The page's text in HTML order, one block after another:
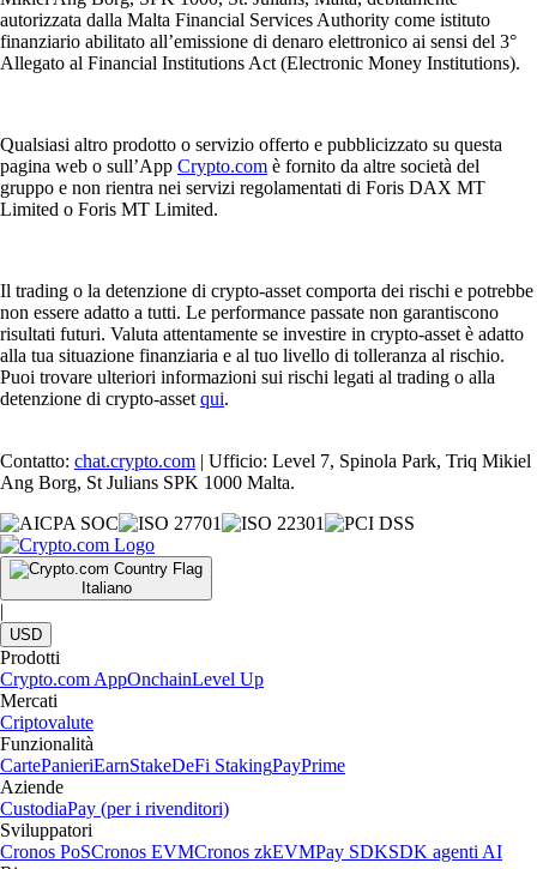
autorizzata dalla Malta Financial Services Authority come istituto
finanziario abilitato all’emissione di denaro elettronico ai sensi del 3°
Allegato al Financial Institutions Act (Electronic Money Institutions).
Qualsiasi altro prodotto o servizio offerto e pubblicizzato su questa
pagina web o sull’App Crypto.com è fornito da altre società del
gruppo e non rientra nei servizi regolamentati di Foris DAX MT
Limited o Foris MT Limited.
Il trading o la detenzione di crypto-asset comporta dei rischi e potrebbe
non essere adatto a tutti. Le performance passate non garantiscono
risultati futuri. Valuta attentamente se investire in crypto-asset è adatto
alla tua situazione finanziaria e al tuo livello di tolleranza al rischio.
Puoi trovare ulteriori informazioni sui rischi legati al trading o alla
detenzione di crypto-asset qui.
Contatto: chat.crypto.com | Ufficio: Level 7, Spinola Park, Triq Mikiel
Ang Borg, St Julians SPK 1000 Malta.
Italiano
|
USD
Prodotti
Crypto.com AppOnchainLevel Up
Mercati
Criptovalute
Funzionalità
CartePanieriEarnStakeDeFi StakingPayPrime
Aziende
CustodiaPay (per i rivenditori)
Sviluppatori
Cronos PoSCronos EVMCronos zkEVMPay SDKSDK agenti AI